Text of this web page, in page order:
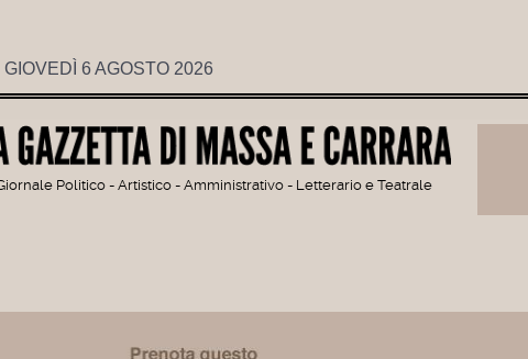
GIOVEDÌ 6 AGOSTO 2026
Politico - Artistico - Amministrativo - Letterario e Teatrale